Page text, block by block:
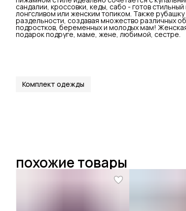
сандалии, кроссовки, кеды, сабо - готов
лонгсливом или женским топиком. Также
раздельности, создавая множество различных
подростков, беременных и молодых мам!
подарок подруге, маме, жене, любимой, сестре.
Комплект одежды
похожие товары